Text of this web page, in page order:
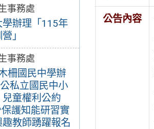
事務處
學辦理「115年
」
事務處
柵國民中學辦
私立國民中小
童權利公約
保護知能研習實
教師踴躍報名
公告內容